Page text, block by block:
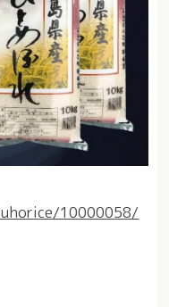
10000058/